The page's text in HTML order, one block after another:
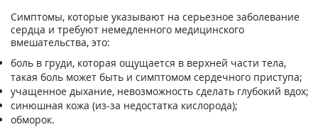
Симптомы, которые указывают на серьезное заболевание
сердца и требуют немедленного медицинского
вмешательства, это:
боль в груди, которая ощущается в верхней части тела,
такая боль может быть и симптомом сердечного приступа;
учащенное дыхание, невозможность сделать глубокий вдох;
синюшная кожа (из-за недостатка кислорода);
обморок.